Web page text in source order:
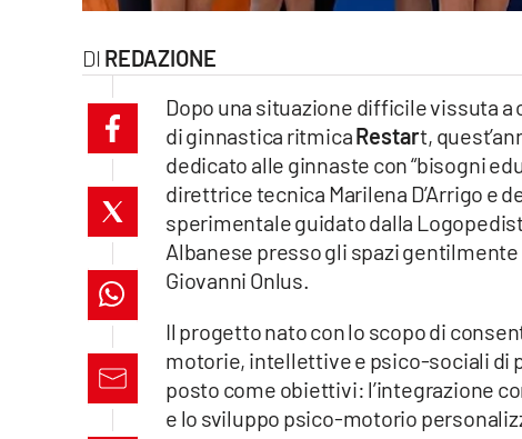
lacitymag.it
cosenzachannel.it
catanzarochannel.it
lacapitalenews.it
REDAZIONE
Dopo una situazione difficile vissuta a
di ginnastica ritmicaRestart,
dedicato alle ginnaste con “bisogni
direttrice tecnica Marilena D’Arrigo e
sperimentale guidato dalla
Albanese presso gli spazi gentilmente
Giovanni Onlus.
Il progetto nato con lo scopo di
motorie, intellettive e psico-sociali di
posto come obiettivi: l’integrazione
e lo sviluppo psico-motorio